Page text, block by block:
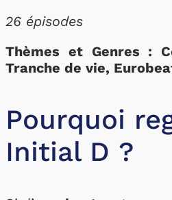
26 épisodes
Thèmes et Genres :
Tranche de vie,
Pourquoi
Initial D ?